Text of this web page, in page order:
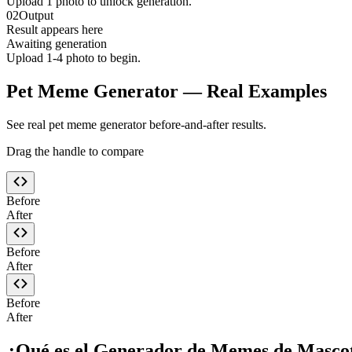
02Output
Result appears here
Awaiting generation
Upload 1-4 photo to begin.
Pet Meme Generator — Real Examples
See real pet meme generator before-and-after results.
Drag the handle to compare
Before
After
Before
After
Before
After